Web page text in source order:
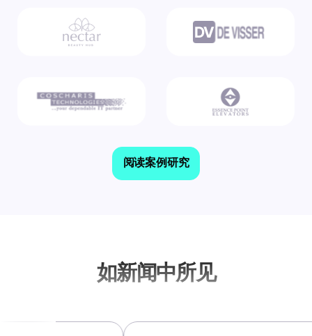
阅读案例研究
如新闻中所见